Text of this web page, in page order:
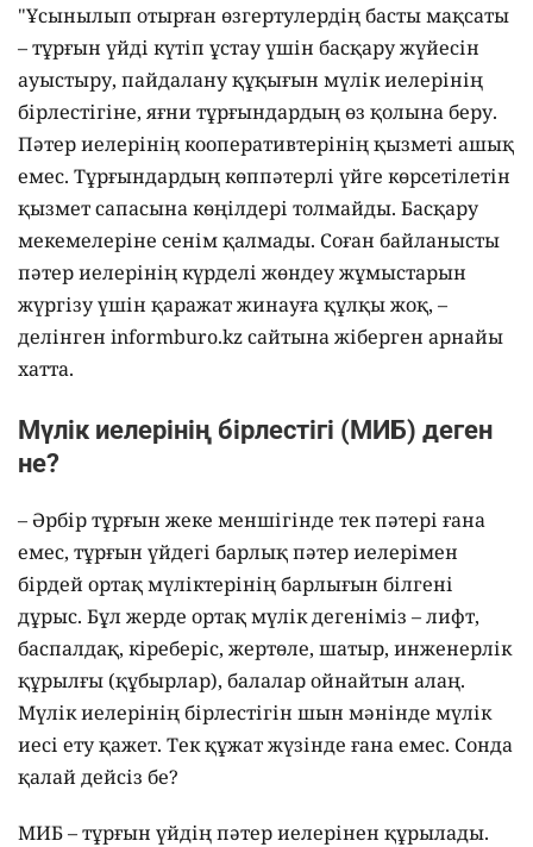
"Ұсынылып отырған өзгертулердің басты мақсаты
– тұрғын үйді күтіп ұстау үшін басқару жүйесін
ауыстыру, пайдалану құқығын мүлік иелерінің
бірлестігіне, яғни тұрғындардың өз қолына беру.
Пәтер иелерінің кооперативтерінің қызметі ашық
емес. Тұрғындардың көппәтерлі үйге көрсетілетін
қызмет сапасына көңілдері толмайды. Басқару
мекемелеріне сенім қалмады. Соған байланысты
пәтер иелерінің күрделі жөндеу жұмыстарын
жүргізу үшін қаражат жинауға құлқы жоқ, –
делінген informburo.kz сайтына жіберген арнайы
хатта.
Мүлік иелерінің бірлестігі (МИБ) деген
не?
– Әрбір тұрғын жеке меншігінде тек пәтері ғана
емес, тұрғын үйдегі барлық пәтер иелерімен
бірдей ортақ мүліктерінің барлығын білгені
дұрыс. Бұл жерде ортақ мүлік дегеніміз – лифт,
баспалдақ, кіреберіс, жертөле, шатыр, инженерлік
құрылғы (құбырлар), балалар ойнайтын алаң.
Мүлік иелерінің бірлестігін шын мәнінде мүлік
иесі ету қажет. Тек құжат жүзінде ғана емес. Сонда
қалай дейсіз бе?
МИБ – тұрғын үйдің пәтер иелерінен құрылады.